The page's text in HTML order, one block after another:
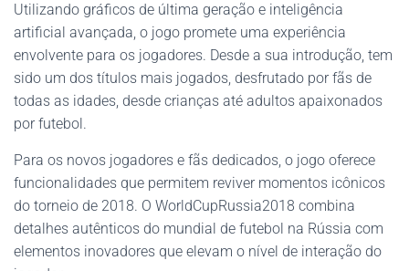
Utilizando gráficos de última geração e inteligência
artificial avançada, o jogo promete uma experiência
envolvente para os jogadores. Desde a sua introdução, tem
sido um dos títulos mais jogados, desfrutado por fãs de
todas as idades, desde crianças até adultos apaixonados
por futebol.
Para os novos jogadores e fãs dedicados, o jogo oferece
funcionalidades que permitem reviver momentos icônicos
do torneio de 2018. O WorldCupRussia2018 combina
detalhes autênticos do mundial de futebol na Rússia com
elementos inovadores que elevam o nível de interação do